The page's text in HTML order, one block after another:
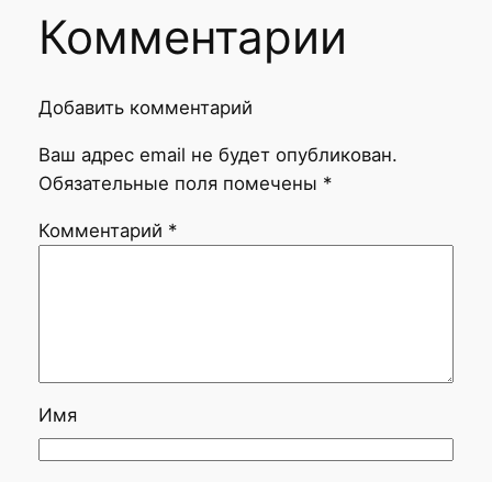
Комментарии
Добавить комментарий
Ваш адрес email не будет опубликован.
Обязательные поля помечены *
Комментарий *
Имя